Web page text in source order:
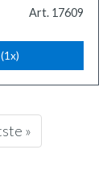
Art. 17609
»